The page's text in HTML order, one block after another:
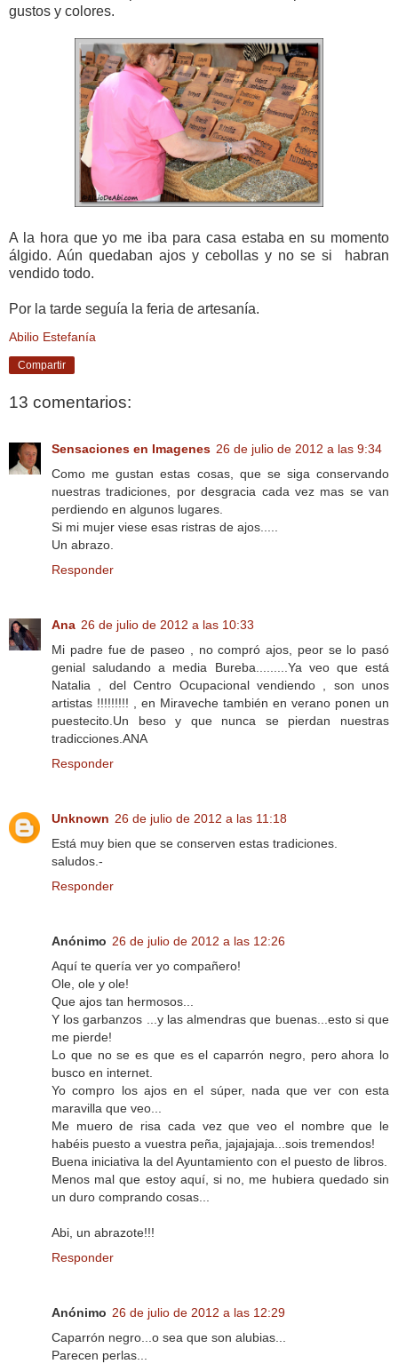
gustos y colores.
A la hora que yo me iba para casa estaba en su momento
álgido. Aún quedaban ajos y cebollas y no se si habran
vendido todo.
Por la tarde seguía la feria de artesanía.
Abilio Estefanía
Compartir
13 comentarios:
Sensaciones en Imagenes 26 de julio de 2012 a las 9:34
Como me gustan estas cosas, que se siga conservando
nuestras tradiciones, por desgracia cada vez mas se van
perdiendo en algunos lugares.
Si mi mujer viese esas ristras de ajos.....
Un abrazo.
Responder
Ana 26 de julio de 2012 a las 10:33
Mi padre fue de paseo , no compró ajos, peor se lo pasó
genial saludando a media Bureba.........Ya veo que está
Natalia , del Centro Ocupacional vendiendo , son unos
artistas !!!!!!!!! , en Miraveche también en verano ponen un
puestecito.Un beso y que nunca se pierdan nuestras
tradicciones.ANA
Responder
Unknown 26 de julio de 2012 a las 11:18
Está muy bien que se conserven estas tradiciones.
saludos.-
Responder
Anónimo 26 de julio de 2012 a las 12:26
Aquí te quería ver yo compañero!
Ole, ole y ole!
Que ajos tan hermosos...
Y los garbanzos ...y las almendras que buenas...esto si que
me pierde!
Lo que no se es que es el caparrón negro, pero ahora lo
busco en internet.
Yo compro los ajos en el súper, nada que ver con esta
maravilla que veo...
Me muero de risa cada vez que veo el nombre que le
habéis puesto a vuestra peña, jajajajaja...sois tremendos!
Buena iniciativa la del Ayuntamiento con el puesto de libros.
Menos mal que estoy aquí, si no, me hubiera quedado sin
un duro comprando cosas...
Abi, un abrazote!!!
Responder
Anónimo 26 de julio de 2012 a las 12:29
Caparrón negro...o sea que son alubias...
Parecen perlas...